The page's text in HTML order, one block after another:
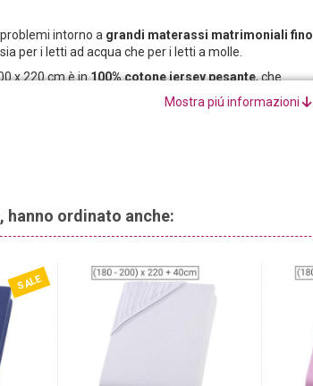
intorno a grandi materassi matrimoniali fino
per i letti ad acqua che per i letti a molle.
x 220 cm è in100% cotone jersey pesante, che
Mostra piú informazioni
ordinato anche:
SALE